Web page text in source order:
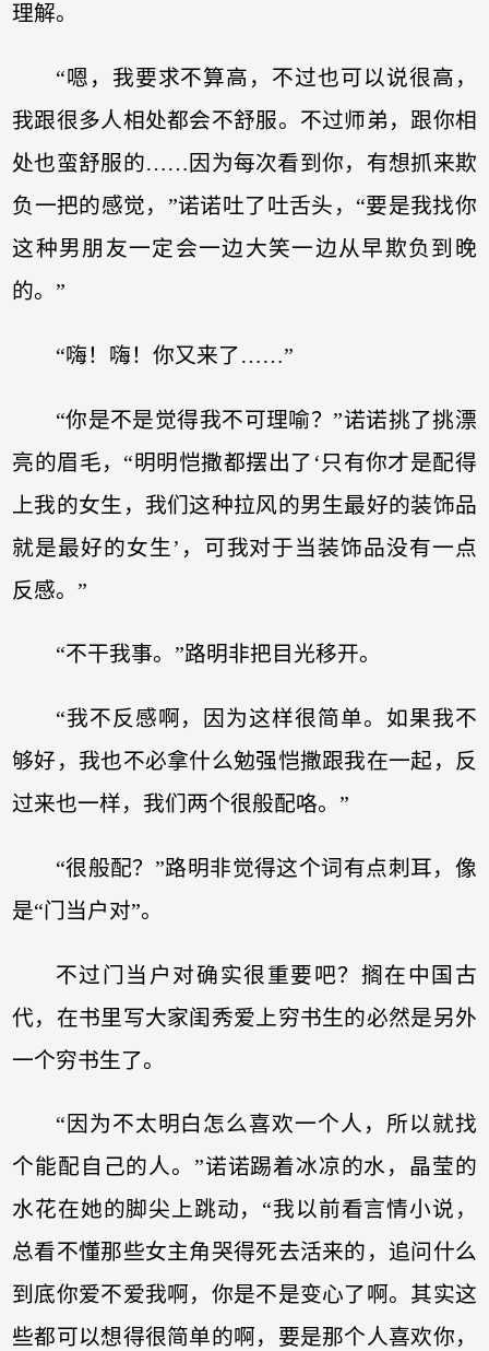
理解。
“嗯，我要求不算高，不过也可以说很高，
我跟很多人相处都会不舒服。不过师弟，跟你相
处也蛮舒服的……因为每次看到你，有想抓来欺
负一把的感觉，”诺诺吐了吐舌头，“要是我找你
这种男朋友一定会一边大笑一边从早欺负到晚
的。”
“嗨！嗨！你又来了……”
“你是不是觉得我不可理喻？”诺诺挑了挑漂
亮的眉毛，“明明恺撒都摆出了‘只有你才是配得
上我的女生，我们这种拉风的男生最好的装饰品
就是最好的女生’，可我对于当装饰品没有一点
反感。”
“不干我事。”路明非把目光移开。
“我不反感啊，因为这样很简单。如果我不
够好，我也不必拿什么勉强恺撒跟我在一起，反
过来也一样，我们两个很般配咯。”
“很般配？”路明非觉得这个词有点刺耳，像
是“门当户对”。
不过门当户对确实很重要吧？搁在中国古
代，在书里写大家闺秀爱上穷书生的必然是另外
一个穷书生了。
“因为不太明白怎么喜欢一个人，所以就找
个能配自己的人。”诺诺踢着冰凉的水，晶莹的
水花在她的脚尖上跳动，“我以前看言情小说，
总看不懂那些女主角哭得死去活来的，追问什么
到底你爱不爱我啊，你是不是变心了啊。其实这
些都可以想得很简单的啊，要是那个人喜欢你，